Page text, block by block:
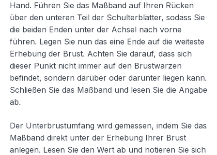
Hand. Führen Sie das Maßband auf Ihren Rücken
über den unteren Teil der Schulterblätter, sodass Sie
die beiden Enden unter der Achsel nach vorne
führen. Legen Sie nun das eine Ende auf die weiteste
Erhebung der Brust. Achten Sie darauf, dass sich
dieser Punkt nicht immer auf den Brustwarzen
befindet, sondern darüber oder darunter liegen kann.
Schließen Sie das Maßband und lesen Sie die Angabe
ab.
Der Unterbrustumfang wird gemessen, indem Sie das
Maßband direkt unter der Erhebung Ihrer Brust
anlegen. Lesen Sie den Wert ab und notieren Sie sich